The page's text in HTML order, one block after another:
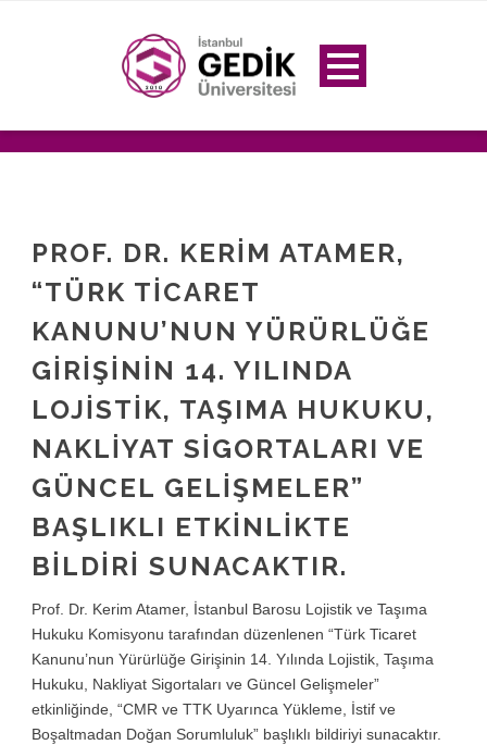
PROF. DR. KERIM ATAMER,
“TÜRK TICARET
KANUNU’NUN YÜRÜRLÜĞE
GIRIŞININ 14. YILINDA
LOJISTIK, TAŞIMA HUKUKU,
NAKLIYAT SIGORTALARI VE
GÜNCEL GELIŞMELER”
BAŞLIKLI ETKINLIKTE
BILDIRI SUNACAKTIR.
Prof. Dr. Kerim Atamer, İstanbul Barosu Lojistik ve Taşıma
Hukuku Komisyonu tarafından düzenlenen “Türk Ticaret
Kanunu’nun Yürürlüğe Girişinin 14. Yılında Lojistik, Taşıma
Hukuku, Nakliyat Sigortaları ve Güncel Gelişmeler”
etkinliğinde, “CMR ve TTK Uyarınca Yükleme, İstif ve
Boşaltmadan Doğan Sorumluluk” başlıklı bildiriyi sunacaktır.